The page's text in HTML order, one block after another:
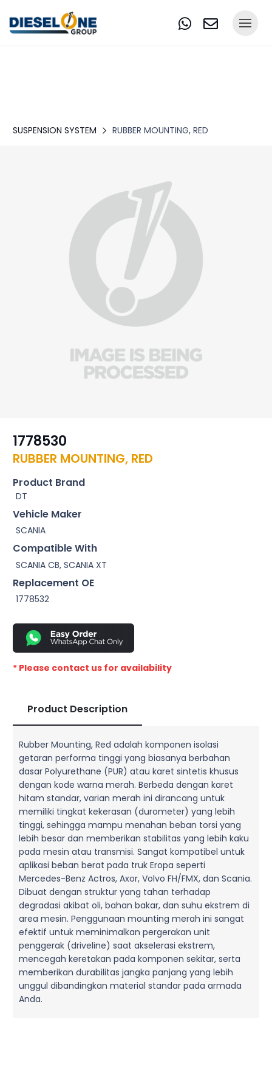
SUSPENSION SYSTEM RUBBER MOUNTING, RED
1778530
RUBBER MOUNTING, RED
Product Brand
DT
Vehicle Maker
SCANIA
Compatible With
SCANIA CB, SCANIA XT
Replacement OE
1778532
* Please contact us for availability
Product Description
Rubber Mounting, Red adalah komponen isolasi
getaran performa tinggi yang biasanya berbahan
dasar Polyurethane (PUR) atau karet sintetis khusus
dengan kode warna merah. Berbeda dengan karet
hitam standar, varian merah ini dirancang untuk
memiliki tingkat kekerasan (durometer) yang lebih
tinggi, sehingga mampu menahan beban torsi yang
lebih besar dan memberikan stabilitas yang lebih kaku
pada mesin atau transmisi. Sangat kompatibel untuk
aplikasi beban berat pada truk Eropa seperti
Mercedes-Benz Actros, Axor, Volvo FH/FMX, dan Scania.
Dibuat dengan struktur yang tahan terhadap
degradasi akibat oli, bahan bakar, dan suhu ekstrem di
area mesin. Penggunaan mounting merah ini sangat
efektif untuk meminimalkan pergerakan unit
penggerak (driveline) saat akselerasi ekstrem,
mencegah keretakan pada komponen sekitar, serta
memberikan durabilitas jangka panjang yang lebih
unggul dibandingkan material standar pada armada
Anda.